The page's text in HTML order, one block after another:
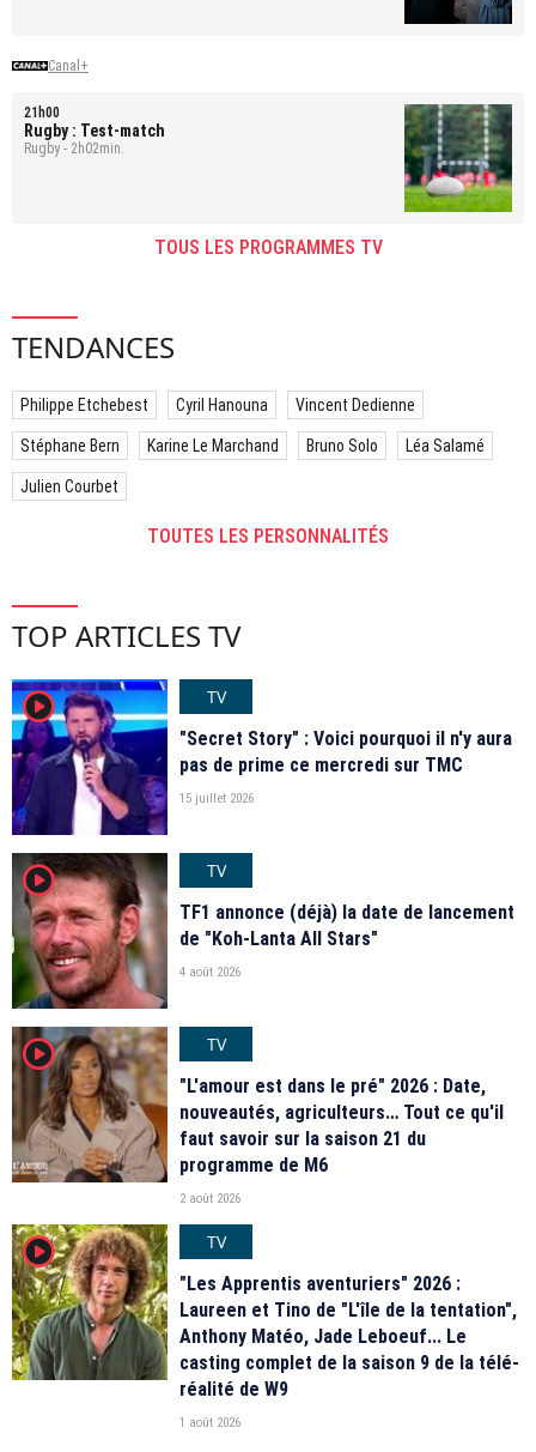
Canal+
21h00
Rugby : Test-match
Rugby - 2h02min.
TOUS LES PROGRAMMES TV
TENDANCES
Philippe Etchebest Cyril Hanouna Vincent Dedienne
Stéphane Bern Karine Le Marchand Bruno Solo Léa Salamé
Julien Courbet
TOUTES LES PERSONNALITÉS
TOP ARTICLES TV
player2
TV
"Secret Story" : Voici pourquoi il n'y aura
pas de prime ce mercredi sur TMC
15 juillet 2026
player2
TV
TF1 annonce (déjà) la date de lancement
de "Koh-Lanta All Stars"
4 août 2026
player2
TV
"L'amour est dans le pré" 2026 : Date,
nouveautés, agriculteurs… Tout ce qu'il
faut savoir sur la saison 21 du
programme de M6
2 août 2026
player2
TV
"Les Apprentis aventuriers" 2026 :
Laureen et Tino de "L'île de la tentation",
Anthony Matéo, Jade Leboeuf... Le
casting complet de la saison 9 de la télé-
réalité de W9
1 août 2026